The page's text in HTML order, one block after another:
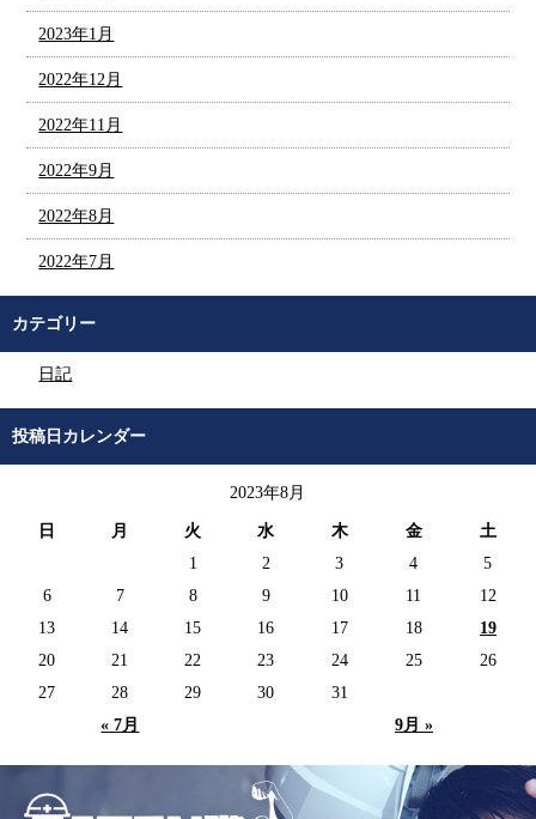
2023年1月
2022年12月
2022年11月
2022年9月
2022年8月
2022年7月
カテゴリー
日記
投稿日カレンダー
2023年8月
日 月 火 水 木 金 土
« 7月 9月 »
1 2 3 4
5
6
7 8 9 10 11
12
13
14 15 16 17 18
19
20
21 22 23 24 25
26
27
28 29 30 31